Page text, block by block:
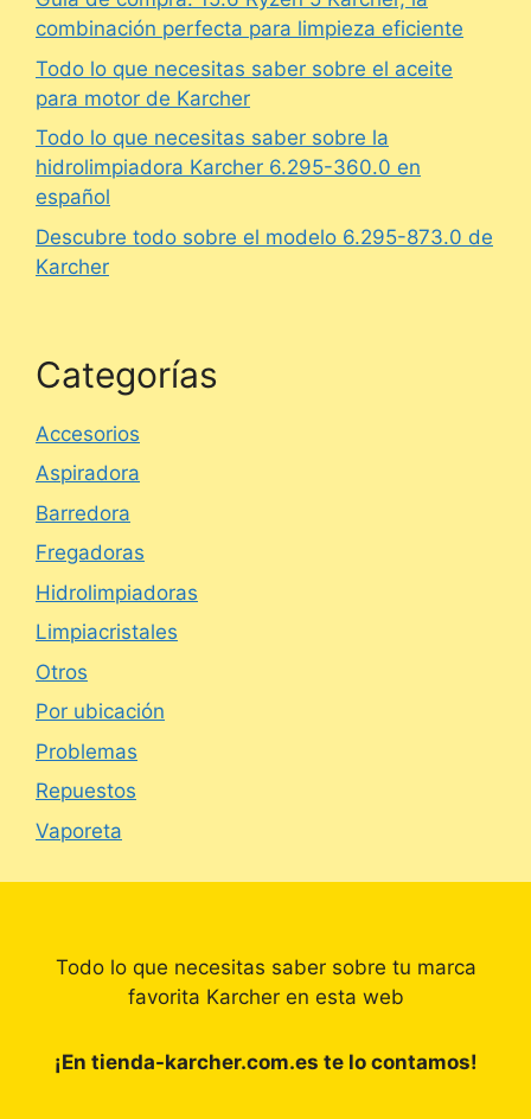
combinación perfecta para limpieza eficiente
Todo lo que necesitas saber sobre el aceite
para motor de Karcher
Todo lo que necesitas saber sobre la
hidrolimpiadora Karcher 6.295-360.0 en
español
Descubre todo sobre el modelo 6.295-873.0 de
Karcher
Categorías
Accesorios
Aspiradora
Barredora
Fregadoras
Hidrolimpiadoras
Limpiacristales
Otros
Por ubicación
Problemas
Repuestos
Vaporeta
Todo lo que necesitas saber sobre tu marca
favorita Karcher en esta web
¡En tienda-karcher.com.es te lo contamos!